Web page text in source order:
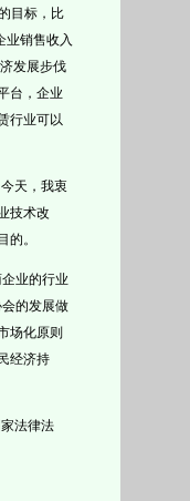
目标，比
业销售收入
发展步伐
台，企业
行业可以
天，我衷
技术改
。
业的行业
的发展做
场化原则
经济持
法律法